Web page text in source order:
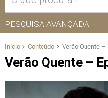
PESQUISA AVANÇADA
Início Conteúdo Verão Quente –
Verão Quente –